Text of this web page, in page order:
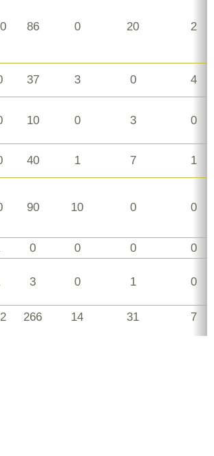
86 0 20 2
37 3 0 4
10 0 3 0
40 1 7 1
90 10 0 0
0 0 0
0
3 0 1 0
266 14 31 7